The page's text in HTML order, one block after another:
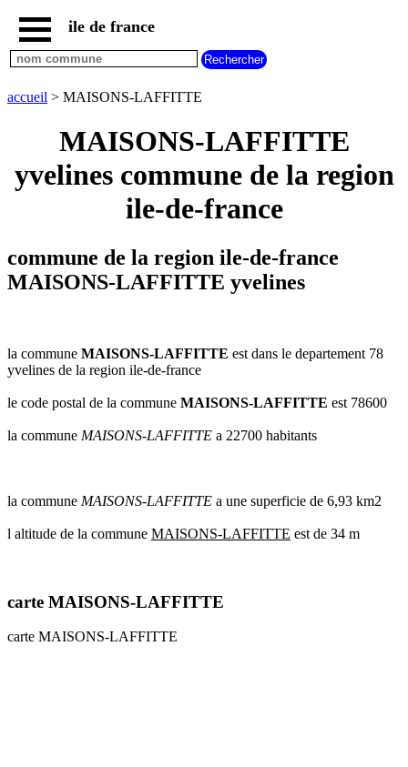
accueil
paris
communes
communes
de
seine
marne
communes
communes
val
oise
val
communes
radar
ile de france
accueil > MAISONS-LAFFITTE
MAISONS-LAFFITTE
yvelines commune de la region
ile-de-france
commune de la region ile-de-france
MAISONS-LAFFITTE yvelines
la commune MAISONS-LAFFITTE est dans le departement 78
yvelines de la region ile-de-france
le code postal de la commune MAISONS-LAFFITTE est 78600
la commune MAISONS-LAFFITTE a 22700 habitants
la commune MAISONS-LAFFITTE a une superficie de 6,93 km2
l altitude de la commune MAISONS-LAFFITTE est de 34 m
carte MAISONS-LAFFITTE
carte MAISONS-LAFFITTE